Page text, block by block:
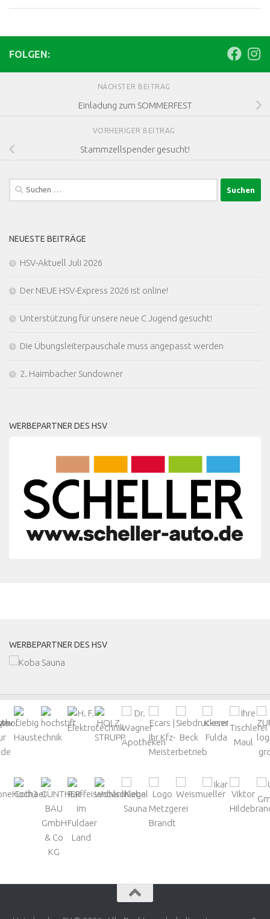
FOLGEN:
NÄCHSTER BEITRAG
Einladung zum SOMMERFEST
VORHERIGER BEITRAG
Stammzellspender gesucht!
Suchen
nach:
NEUESTE BEITRÄGE
HSV-Aktuell Juli 2026
Der NEUE HSV-Express 2026 ist online!
Unterstützung für unsere neue C Jugend gesucht!
Die Übungsleiterpauschale muss angepasst werden
2. Haimbacher Sundowner
WERBEPARTNER DES HSV
WERBEPARTNER DES HSV
Haimbacher SV © 2026. Alle Rechte vorbehalten. Impressum &